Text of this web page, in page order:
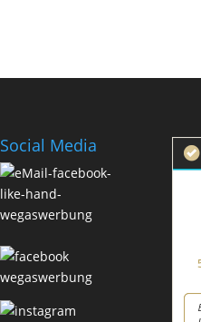
Social Media